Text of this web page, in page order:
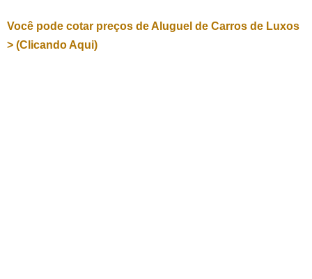
Você pode cotar preços de Aluguel de Carros de Luxos
> (Clicando Aqui)